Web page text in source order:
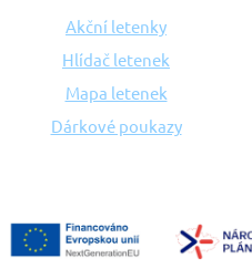
Akční letenky
Hlídač letenek
Mapa letenek
Dárkové poukazy